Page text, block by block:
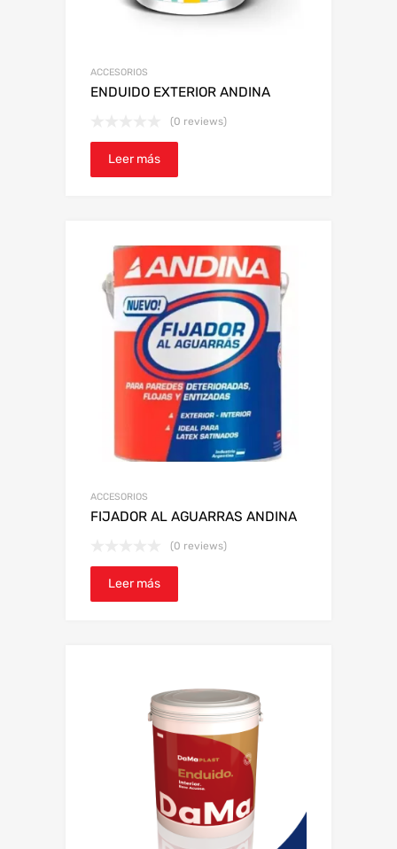
ACCESORIOS
ENDUIDO EXTERIOR ANDINA
(0 reviews)
Leer más
ACCESORIOS
FIJADOR AL AGUARRAS ANDINA
(0 reviews)
Leer más